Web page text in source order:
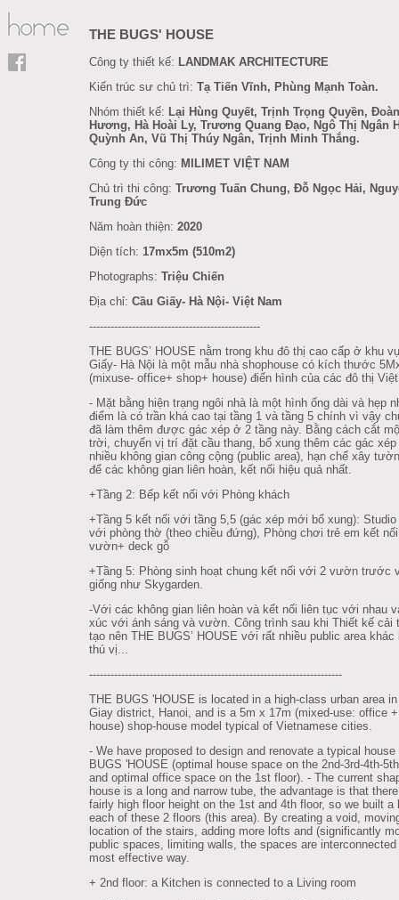
THE BUGS' HOUSE
Công ty thiết kế: LANDMAK ARCHITECTURE
Kiến trúc sư chủ trì: Tạ Tiến Vĩnh, Phùng Mạnh Toàn.
Nhóm thiết kế: Lại Hùng Quyết, Trịnh Trọng Quyền,
Hương, Hà Hoài Ly, Trương Quang Đạo, Ngô Thị Ngân
Quỳnh An, Vũ Thị Thúy Ngân, Trịnh Minh Thắng.
Công ty thi công: MILIMET VIỆT NAM
Chủ trì thi công: Trương Tuấn Chung, Đỗ Ngọc Hải,
Trung Đức
Năm hoàn thiện: 2020
Diện tích: 17mx5m (510m2)
Photographs: Triệu Chiến
Địa chỉ: Cầu Giấy- Hà Nội- Việt Nam
------------------------------------------------
THE BUGS’ HOUSE nằm trong khu đô thị cao cấp ở khu
Giấy- Hà Nội là một mẫu nhà shophouse có kích thước
(mixuse- office+ shop+ house) điển hình của các đô thị
- Mặt bằng hiện trạng ngôi nhà là một hình ống dài và hẹp
điểm là có trần khá cao tại tầng 1 và tầng 5 chính vì vậy
đã làm thêm được gác xép ở 2 tầng này. Bằng cách cắt
trời, chuyển vị trí đặt cầu thang, bổ xung thêm các gác xép
nhiều không gian công cộng (public area), hạn chế xây
để các không gian liên hoàn, kết nối hiệu quả nhất.
+Tầng 2: Bếp kết nối với Phòng khách
+Tầng 5 kết nối với tầng 5,5 (gác xép mới bổ xung):
với phòng thờ (theo chiều đứng), Phòng chơi trẻ em kết
vườn+ deck gỗ
+Tầng 5: Phòng sinh hoạt chung kết nối với 2 vườn trước
giống như Skygarden.
-Với các không gian liên hoàn và kết nối liên tục với nhau
xúc với ánh sáng và vườn. Công trình sau khi Thiết kế cải
tạo nên THE BUGS’ HOUSE với rất nhiều public area khác
thú vị...
-----------------------------------------------------------------------
THE BUGS 'HOUSE is located in a high-class urban area
Giay district, Hanoi, and is a 5m x 17m (mixed-use: office
house) shop-house model typical of Vietnamese cities.
- We have proposed to design and renovate a typical house
BUGS 'HOUSE (optimal house space on the 2nd-3rd-4th-
and optimal office space on the 1st floor). - The current
house is a long and narrow tube, the advantage is that
fairly high floor height on the 1st and 4th floor, so we built a
each of these 2 floors (this area). By creating a void,
location of the stairs, adding more lofts and (significantly
public spaces, limiting walls, the spaces are
most effective way.
+ 2nd floor: a Kitchen is connected to a Living room